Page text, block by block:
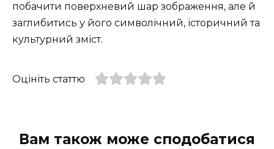
побачити поверхневий шар зображення, але й
заглибитись у його символічний, історичний та
культурний зміст.
Оцініть статтю
Вам також може сподобатися